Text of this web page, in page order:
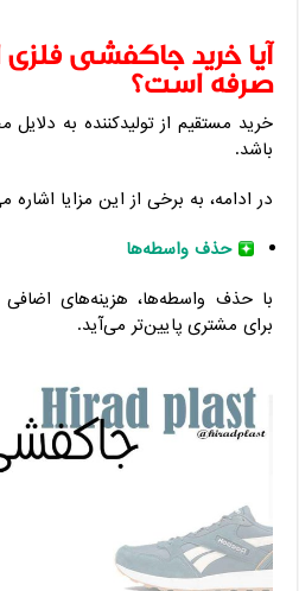
آیا خرید جاکفشی فلزی
صرفه است؟
خرید مستقیم از تولیدکننده به
باشد.
در ادامه، به برخی از این مزایا اشاره
حذف واسطه‌ها
با حذف واسطه‌ها، هزینه‌های
برای مشتری پایین‌تر می‌آید.